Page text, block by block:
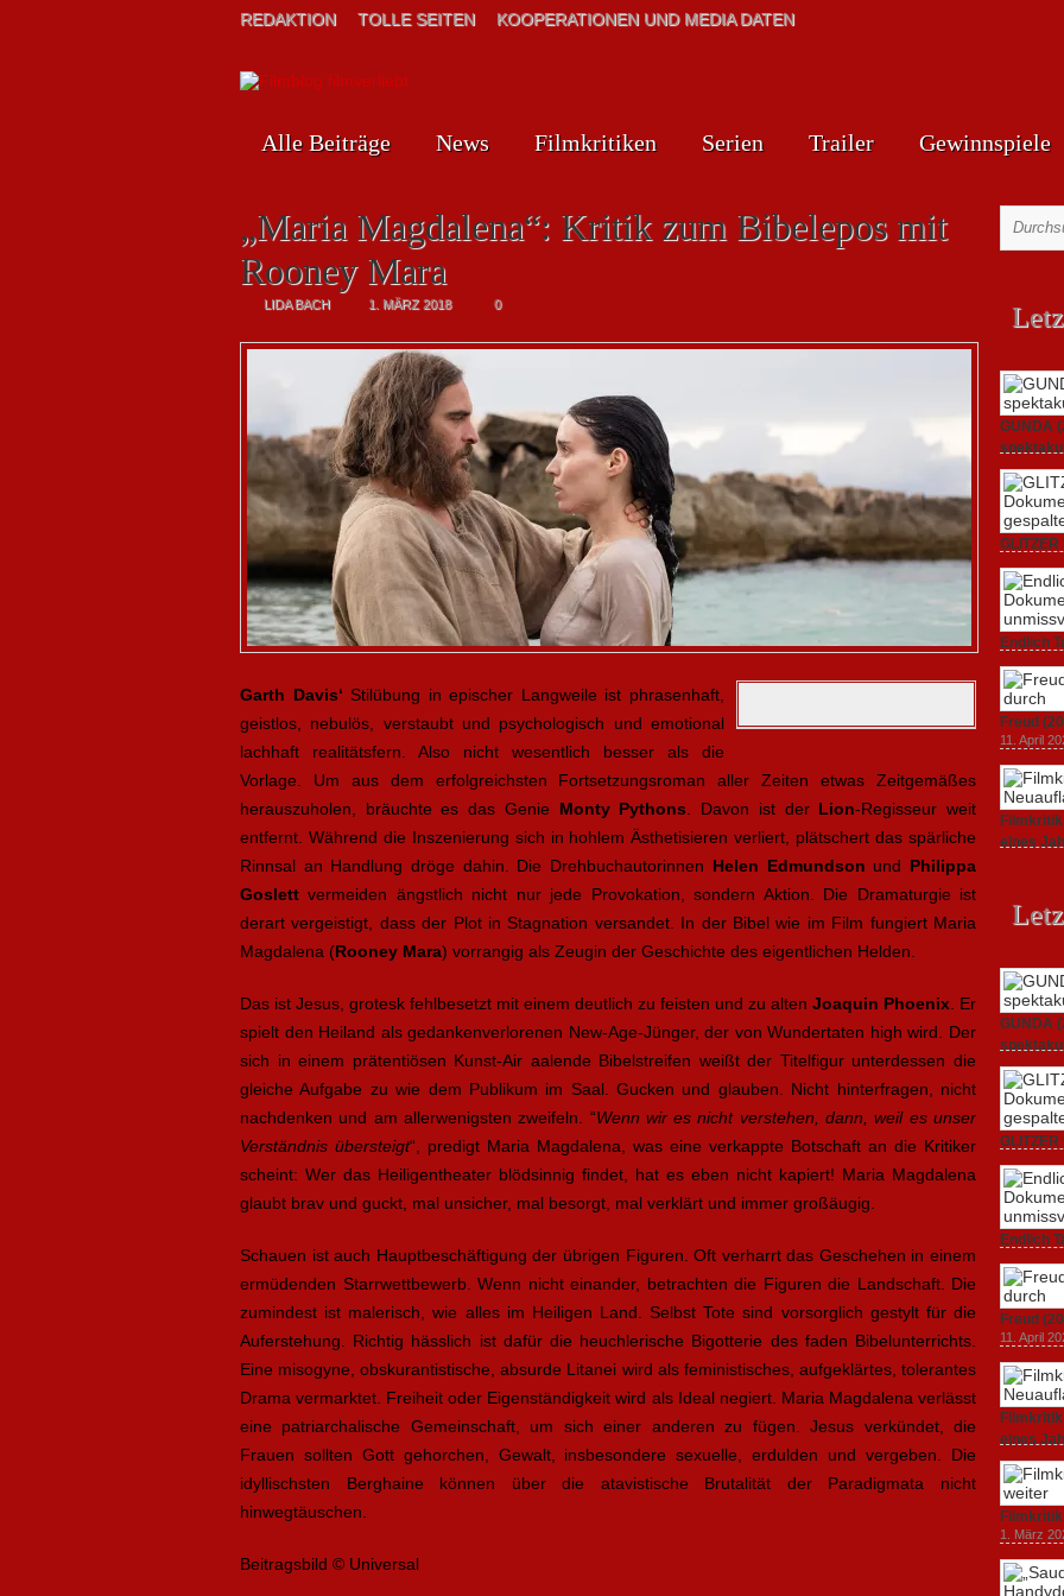
REDAKTION TOLLE SEITEN KOOPERATIONEN UND MEDIA DATEN
Alle Beiträge News Filmkritiken Serien Trailer Gewinnspiele
„Maria Magdalena“: Kritik zum Bibelepos mit
Rooney Mara
LIDA BACH 1. MÄRZ 2018 0
Garth Davis‘ Stilübung in epischer Langweile ist phrasenhaft,
geistlos, nebulös, verstaubt und psychologisch und emotional
lachhaft realitätsfern. Also nicht wesentlich besser als die
Vorlage. Um aus dem erfolgreichsten Fortsetzungsroman aller Zeiten etwas Zeitgemäßes
herauszuholen, bräuchte es das Genie Monty Pythons . Davon ist der Lion-Regisseur weit
entfernt. Während die Inszenierung sich in hohlem Ästhetisieren verliert, plätschert das spärliche
Rinnsal an Handlung dröge dahin. Die Drehbuchautorinnen Helen Edmundson und Philippa
Goslett vermeiden ängstlich nicht nur jede Provokation, sondern Aktion. Die Dramaturgie ist
derart vergeistigt, dass der Plot in Stagnation versandet. In der Bibel wie im Film fungiert Maria
Magdalena (Rooney Mara) vorrangig als Zeugin der Geschichte des eigentlichen Helden.
Das ist Jesus, grotesk fehlbesetzt mit einem deutlich zu feisten und zu alten Joaquin Phoenix . Er
spielt den Heiland als gedankenverlorenen New-Age-Jünger, der von Wundertaten high wird. Der
sich in einem prätentiösen Kunst-Air aalende Bibelstreifen weißt der Titelfigur unterdessen die
gleiche Aufgabe zu wie dem Publikum im Saal. Gucken und glauben. Nicht hinterfragen, nicht
nachdenken und am allerwenigsten zweifeln. “Wenn wir es nicht verstehen, dann, weil es unser
Verständnis übersteigt“, predigt Maria Magdalena, was eine verkappte Botschaft an die Kritiker
scheint: Wer das Heiligentheater blödsinnig findet, hat es eben nicht kapiert! Maria Magdalena
glaubt brav und guckt, mal unsicher, mal besorgt, mal verklärt und immer großäugig.
Schauen ist auch Hauptbeschäftigung der übrigen Figuren. Oft verharrt das Geschehen in einem
ermüdenden Starrwettbewerb. Wenn nicht einander, betrachten die Figuren die Landschaft. Die
zumindest ist malerisch, wie alles im Heiligen Land. Selbst Tote sind vorsorglich gestylt für die
Auferstehung. Richtig hässlich ist dafür die heuchlerische Bigotterie des faden Bibelunterrichts.
Eine misogyne, obskurantistische, absurde Litanei wird als feministisches, aufgeklärtes, tolerantes
Drama vermarktet. Freiheit oder Eigenständigkeit wird als Ideal negiert. Maria Magdalena verlässt
eine patriarchalische Gemeinschaft, um sich einer anderen zu fügen. Jesus verkündet, die
Frauen sollten Gott gehorchen, Gewalt, insbesondere sexuelle, erdulden und vergeben. Die
idyllischsten Berghaine können über die atavistische Brutalität der Paradigmata nicht
hinwegtäuschen.
Beitragsbild © Universal
GUNDA
3.
Endlich
19. Mai
Freud
11. April
eines
GUNDA
Amerika.
3.
Endlich
19. Mai
Freud
11. April
eines
1. März